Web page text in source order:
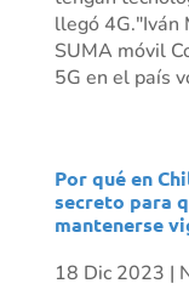
llegó 4G."Iván
SUMA móvil
5G en el país
Por qué en
secreto para
mantenerse
18 Dic 2023 |